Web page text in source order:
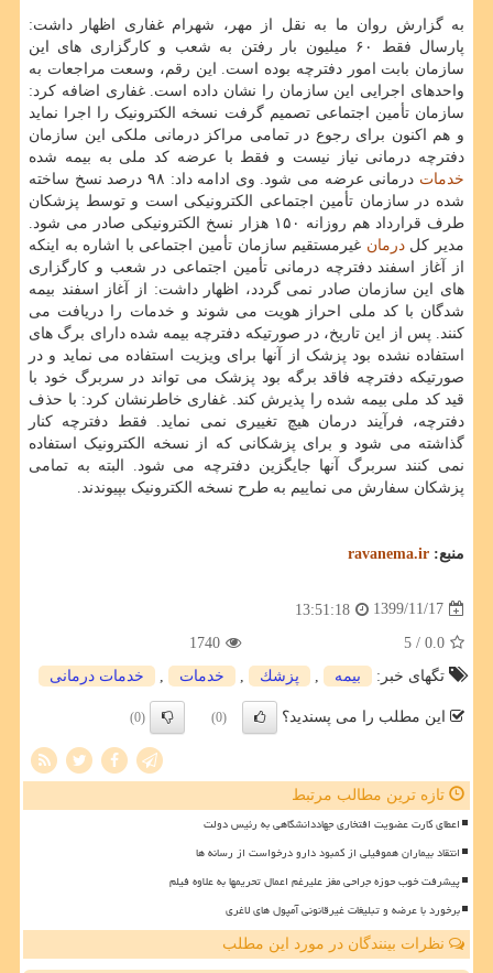
به گزارش روان ما به نقل از مهر، شهرام غفاری اظهار داشت:
پارسال فقط ۶۰ میلیون بار رفتن به شعب و کارگزاری های این
سازمان بابت امور دفترچه بوده است. این رقم، وسعت مراجعات به
واحدهای اجرایی این سازمان را نشان داده است. غفاری اضافه کرد:
سازمان تأمین اجتماعی تصمیم گرفت نسخه الکترونیک را اجرا نماید
و هم اکنون برای رجوع در تمامی مراکز درمانی ملکی این سازمان
دفترچه درمانی نیاز نیست و فقط با عرضه کد ملی به بیمه شده
خدمات
درمانی عرضه می شود. وی ادامه داد: ۹۸ درصد نسخ ساخته
شده در سازمان تأمین اجتماعی الکترونیکی است و توسط پزشکان
طرف قرارداد هم روزانه ۱۵۰ هزار نسخ الکترونیکی صادر می شود.
مدیر کلدرمان غیرمستقیم سازمان تأمین اجتماعی با اشاره به اینکه
از آغاز اسفند دفترچه درمانی تأمین اجتماعی در شعب و کارگزاری
های این سازمان صادر نمی گردد، اظهار داشت: از آغاز اسفند بیمه
شدگان با کد ملی احراز هویت می شوند و خدمات را دریافت می
کنند. پس از این تاریخ، در صورتیکه دفترچه بیمه شده دارای برگ های
استفاده نشده بود پزشک از آنها برای ویزیت استفاده می نماید و در
صورتیکه دفترچه فاقد برگه بود پزشک می تواند در سربرگ خود با
قید کد ملی بیمه شده را پذیرش کند. غفاری خاطرنشان کرد: با حذف
دفترچه، فرآیند درمان هیچ تغییری نمی نماید. فقط دفترچه کنار
گذاشته می شود و برای پزشکانی که از نسخه الکترونیک استفاده
نمی کنند سربرگ آنها جایگزین دفترچه می شود. البته به تمامی
پزشکان سفارش می نماییم به طرح نسخه الکترونیک بپیوندند.
منبع: ravanema.ir
1399/11/17
13:51:18
0.0
/ 5
1740
تگهای خبر:
بیمه پزشك خدمات خدمات درمانی
این مطلب را می پسندید؟ (0)
(0)
تازه ترین مطالب مرتبط
اعطای کارت عضویت افتخاری جهاددانشگاهی به رئیس دولت
انتقاد بیماران هموفیلی از کمبود دارو درخواست از رسانه ها
پیشرفت خوب حوزه جراحی مغز علیرغم اعمال تحریمها به علاوه فیلم
برخورد با عرضه و تبلیغات غیرقانونی آمپول های لاغری
نظرات بینندگان در مورد این مطلب